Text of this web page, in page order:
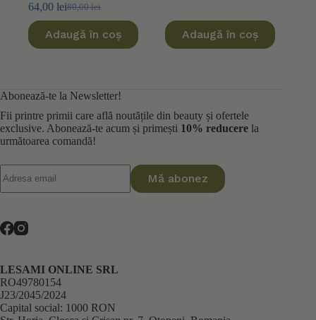
80,00lei
Prețul
a
fost:
64,00 leiPrețul
este:
64,00 lei.
Adaugă în coș
a
fost:
88,00 lei.
este:
61,60 lei.
Adaugă în coș
Abonează-te la Newsletter!
Fii printre primii care află noutățile din beauty și ofertele
exclusive. Abonează-te acum și primești 10% reducere la
următoarea comandă!
Mă abonez
LESAMI ONLINE SRL
RO49780154
J23/2045/2024
Capital social: 1000 RON